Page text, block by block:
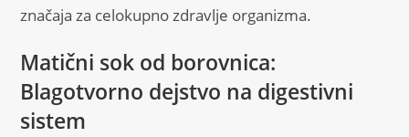
značaja za celokupno zdravlje organizma.
Matični sok od borovnica:
Blagotvorno dejstvo na digestivni
sistem